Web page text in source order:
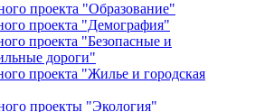
проекта "Образование"
проекта "Демография"
проекта "Безопасные и
дороги"
проекта "Жилье и городская
проекты "Экология"